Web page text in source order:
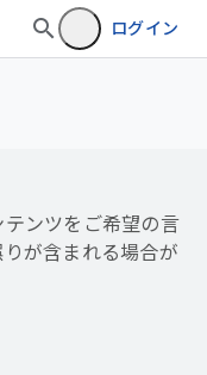
ログイン
ンツをご希望の言
が含まれる場合が